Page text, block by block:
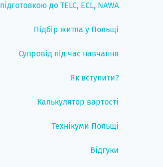
підготовкою до TELC, ECL, NAWA
Підбір житла у Польщі
Супровід під час навчання
Як вступити?
Калькулятор вартості
Технікуми Польщі
Відгуки